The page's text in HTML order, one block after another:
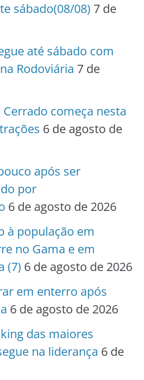
sábado(08/08) 7 de
até sábado com
Rodoviária 7 de
Cerrado começa nesta
6 de agosto de
após ser
por
6 de agosto de 2026
à população em
no Gama e em
(7) 6 de agosto de 2026
em enterro após
6 de agosto de 2026
das maiores
na liderança 6 de